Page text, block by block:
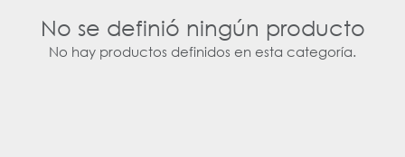
No se definió ningún producto
No hay productos definidos en esta categoría.